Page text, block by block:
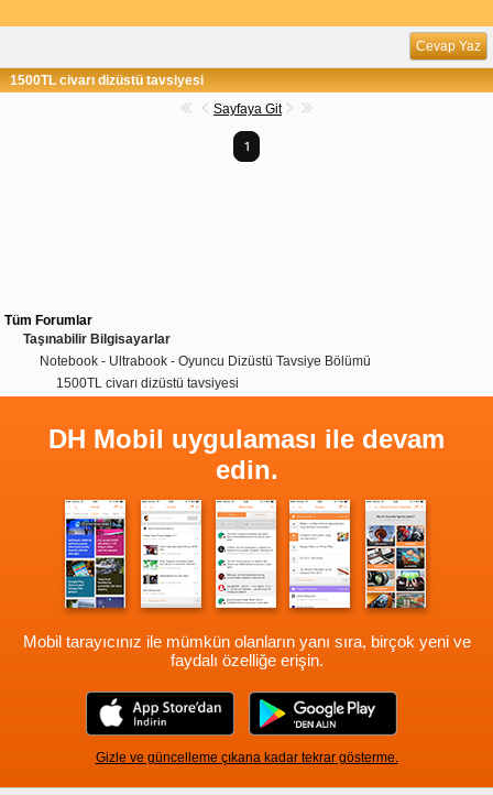
Cevap Yaz
1500TL civarı dizüstü tavsiyesi
Sayfaya Git
1
Tüm Forumlar
Taşınabilir Bilgisayarlar
Notebook - Ultrabook - Oyuncu Dizüstü Tavsiye Bölümü
1500TL civarı dizüstü tavsiyesi
DH Mobil uygulaması ile devam
edin.
Mobil tarayıcınız ile mümkün olanların yanı sıra, birçok yeni ve
faydalı özelliğe erişin.
Gizle ve güncelleme çıkana kadar tekrar gösterme.